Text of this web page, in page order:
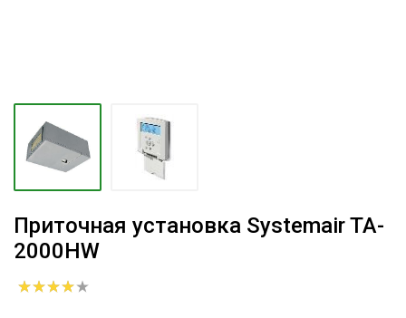
Приточная установка Systemair TA-
2000HW